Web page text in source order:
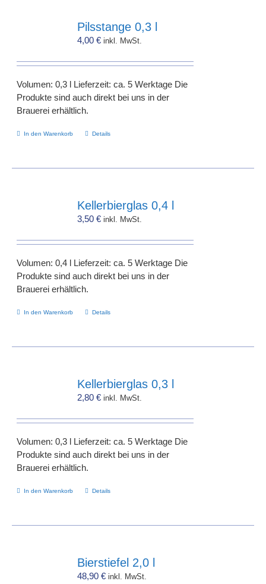
Pilsstange 0,3 l
4,00€ inkl. MwSt.
Volumen: 0,3 l Lieferzeit: ca. 5 Werktage Die
Produkte sind auch direkt bei uns in der
Brauerei erhältlich.
In den Warenkorb Details
Kellerbierglas 0,4 l
3,50€ inkl. MwSt.
Volumen: 0,4 l Lieferzeit: ca. 5 Werktage Die
Produkte sind auch direkt bei uns in der
Brauerei erhältlich.
In den Warenkorb Details
Kellerbierglas 0,3 l
2,80€ inkl. MwSt.
Volumen: 0,3 l Lieferzeit: ca. 5 Werktage Die
Produkte sind auch direkt bei uns in der
Brauerei erhältlich.
In den Warenkorb Details
Bierstiefel 2,0 l
48,90€ inkl. MwSt.